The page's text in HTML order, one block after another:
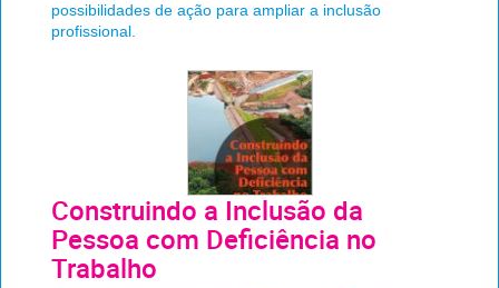
possibilidades de ação para ampliar a inclusão
profissional.
Construindo a Inclusão da
Pessoa com Deficiência no
Trabalho